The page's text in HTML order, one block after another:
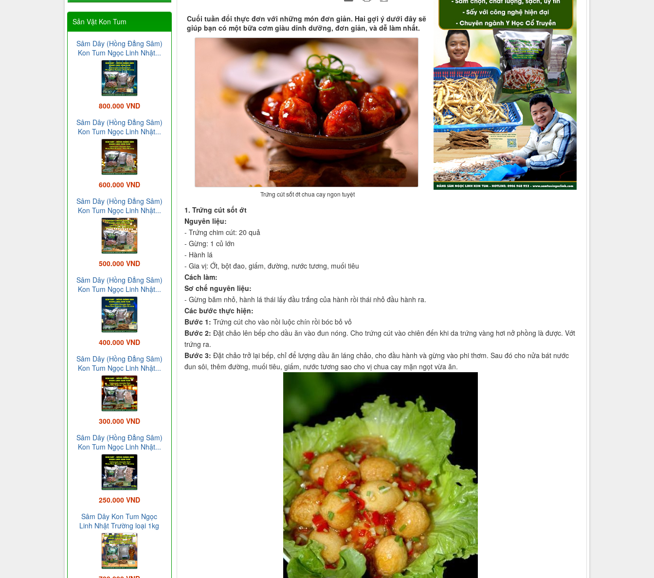
Cuối tuần đổi thực đơn với những món đơn giản. Hai gợi ý dưới đây sẽ
giúp bạn có một bữa cơm giàu dinh dưỡng, đơn giản, và dễ làm nhất.
Trứng cút sốt ớt chua cay ngon tuyệt
1. Trứng cút sốt ớt
Nguyên liệu:
- Trứng chim cút: 20 quả
- Gừng: 1 củ lớn
- Hành lá
- Gia vị: Ớt, bột đao, giấm, đường, nước tương, muối tiêu
Cách làm:
Sơ chế nguyên liệu:
- Gừng băm nhỏ, hành lá thái lấy đầu trắng của hành rồi thái nhỏ đầu hành ra.
Các bước thực hiện:
Bước 1: Trứng cút cho vào nồi luộc chín rồi bóc bỏ vỏ
Bước 2: Đặt chảo lên bếp cho dầu ăn vào đun nóng. Cho trứng cút vào chiên đến khi da trứng vàng hơi nở phồng là được. Vớt
trứng ra.
Bước 3: Đặt chảo trở lại bếp, chỉ để lượng dầu ăn láng chảo, cho đầu hành và gừng vào phi thơm. Sau đó cho nửa bát nước
đun sôi, thêm đường, muối tiêu, giấm, nước tương sao cho vị chua cay mặn ngọt vừa ăn.
Sản Vật Kon Tum
Sâm Dây (Hồng Đẳng Sâm)
Kon Tum Ngọc Linh Nhật...
800.000 VND
Sâm Dây (Hồng Đẳng Sâm)
Kon Tum Ngọc Linh Nhật...
600.000 VND
Sâm Dây (Hồng Đẳng Sâm)
Kon Tum Ngọc Linh Nhật...
500.000 VND
Sâm Dây (Hồng Đẳng Sâm)
Kon Tum Ngọc Linh Nhật...
400.000 VND
Sâm Dây (Hồng Đẳng Sâm)
Kon Tum Ngọc Linh Nhật...
300.000 VND
Sâm Dây (Hồng Đẳng Sâm)
Kon Tum Ngọc Linh Nhật...
250.000 VND
Sâm Dây Kon Tum Ngọc
Linh Nhật Trường loại 1kg